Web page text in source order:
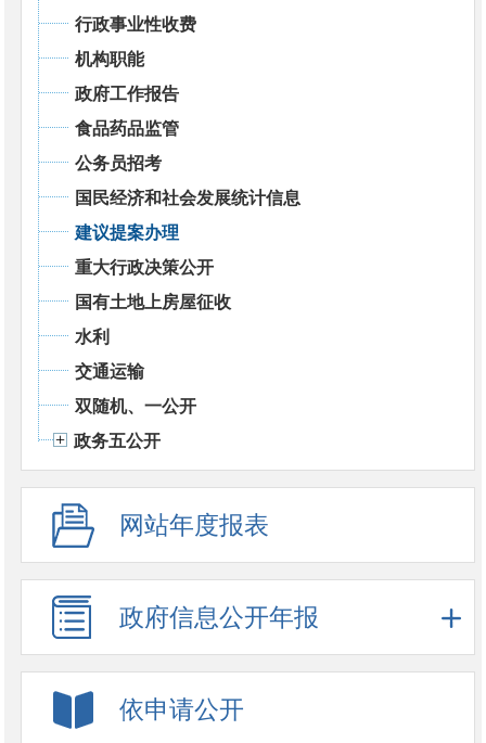
行政事业性收费
机构职能
政府工作报告
食品药品监管
公务员招考
国民经济和社会发展统计信息
建议提案办理
重大行政决策公开
国有土地上房屋征收
水利
交通运输
双随机、一公开
政务五公开
网站年度报表
政府信息公开年报
依申请公开